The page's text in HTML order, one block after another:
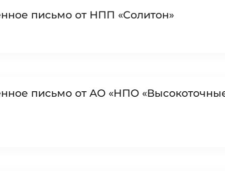
письмо от НПП «Солитон»
письмо от AO «HПO